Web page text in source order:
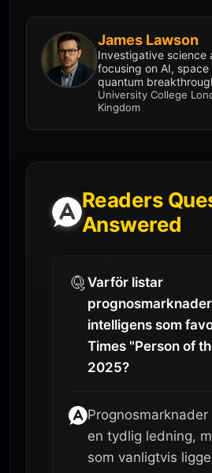
James Lawson
Investigative science
focusing on AI,
quantum
University College
Kingdom
Readers
Answered
Varför listar
intelligens som
Times "Person of
2025?
en tydlig ledning,
som vanligtvis